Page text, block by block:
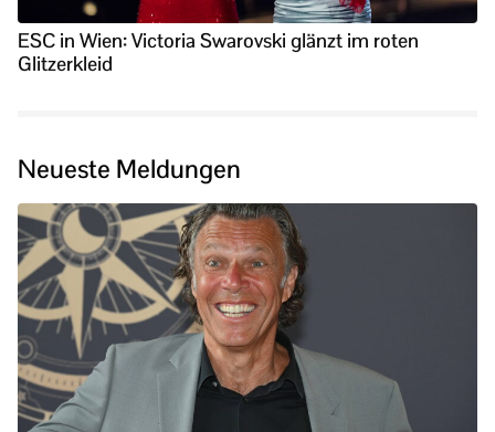
ESC in Wien: Victoria Swarovski glänzt im roten
Glitzerkleid
Neueste Meldungen